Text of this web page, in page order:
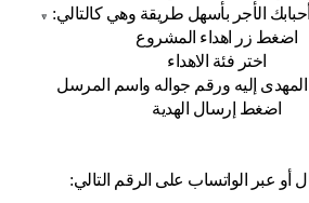
الأجر بأسهل طريقة وهي كالتالي:
🔽
اضغط زر اهداء المشروع
اختر فئة الاهداء
إليه ورقم جواله واسم المرسل
اضغط إرسال الهدية
أو عبر الواتساب على الرقم التالي: